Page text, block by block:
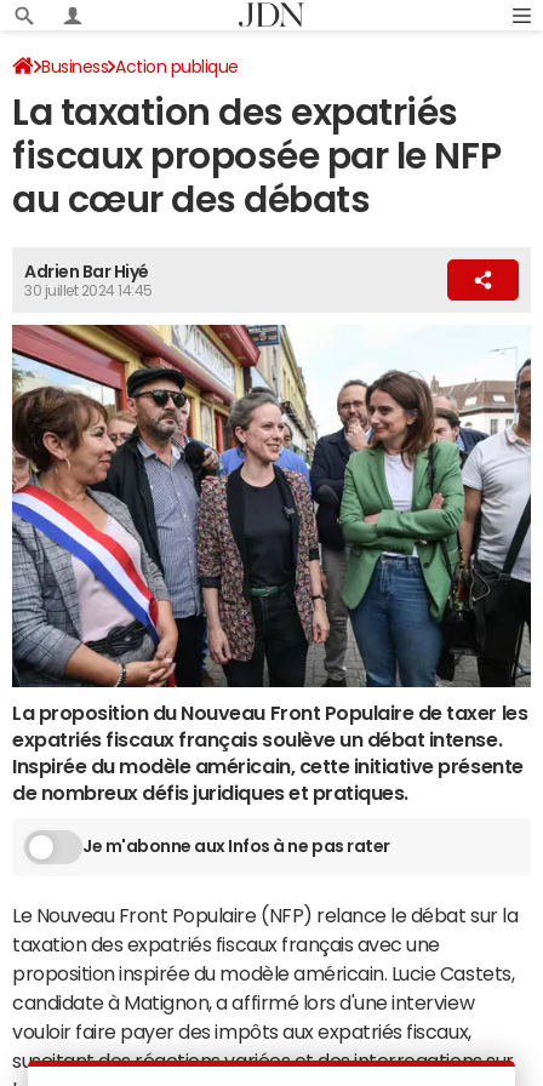
Business Action publique
La taxation des expatriés
fiscaux proposée par le NFP
au cœur des débats
Adrien Bar Hiyé
30 juillet 2024 14:45
La proposition du Nouveau Front Populaire de taxer les
expatriés fiscaux français soulève un débat intense.
Inspirée du modèle américain, cette initiative présente
de nombreux défis juridiques et pratiques.
Je m'abonne aux Infos à ne pas rater
Le Nouveau Front Populaire (NFP) relance le débat sur la
taxation des expatriés fiscaux français avec une
proposition inspirée du modèle américain. Lucie Castets,
candidate à Matignon, a affirmé lors d'une interview
vouloir faire payer des impôts aux expatriés fiscaux,
suscitant des réactions variées et des interrogations sur